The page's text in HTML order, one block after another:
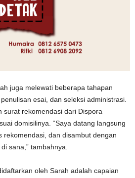
juga melewati beberapa tahapan
esai, dan seleksi administrasi.
surat rekomendasi dari Dispora
domisilinya. “Saya datang langsung
rekomendasi, dan disambut dengan
sana,” tambahnya.
oleh Sarah adalah capaian